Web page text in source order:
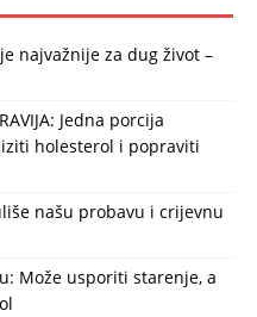
najvažnije za dug život –
Jedna porcija
holesterol i popraviti
našu probavu i crijevnu
Može usporiti starenje, a